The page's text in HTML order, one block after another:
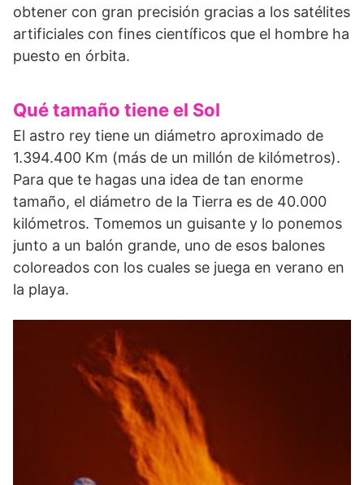
obtener con gran precisión gracias a los satélites
artificiales con fines científicos que el hombre ha
puesto en órbita.
Qué tamaño tiene el Sol
El astro rey tiene un diámetro aproximado de
1.394.400 Km (más de un millón de kilómetros).
Para que te hagas una idea de tan enorme
tamaño, el diámetro de la Tierra es de 40.000
kilómetros. Tomemos un guisante y lo ponemos
junto a un balón grande, uno de esos balones
coloreados con los cuales se juega en verano en
la playa.